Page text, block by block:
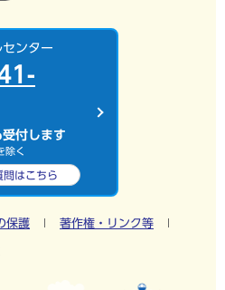
ンター
付します
除く
問はこちら
保護 著作権・リンク等